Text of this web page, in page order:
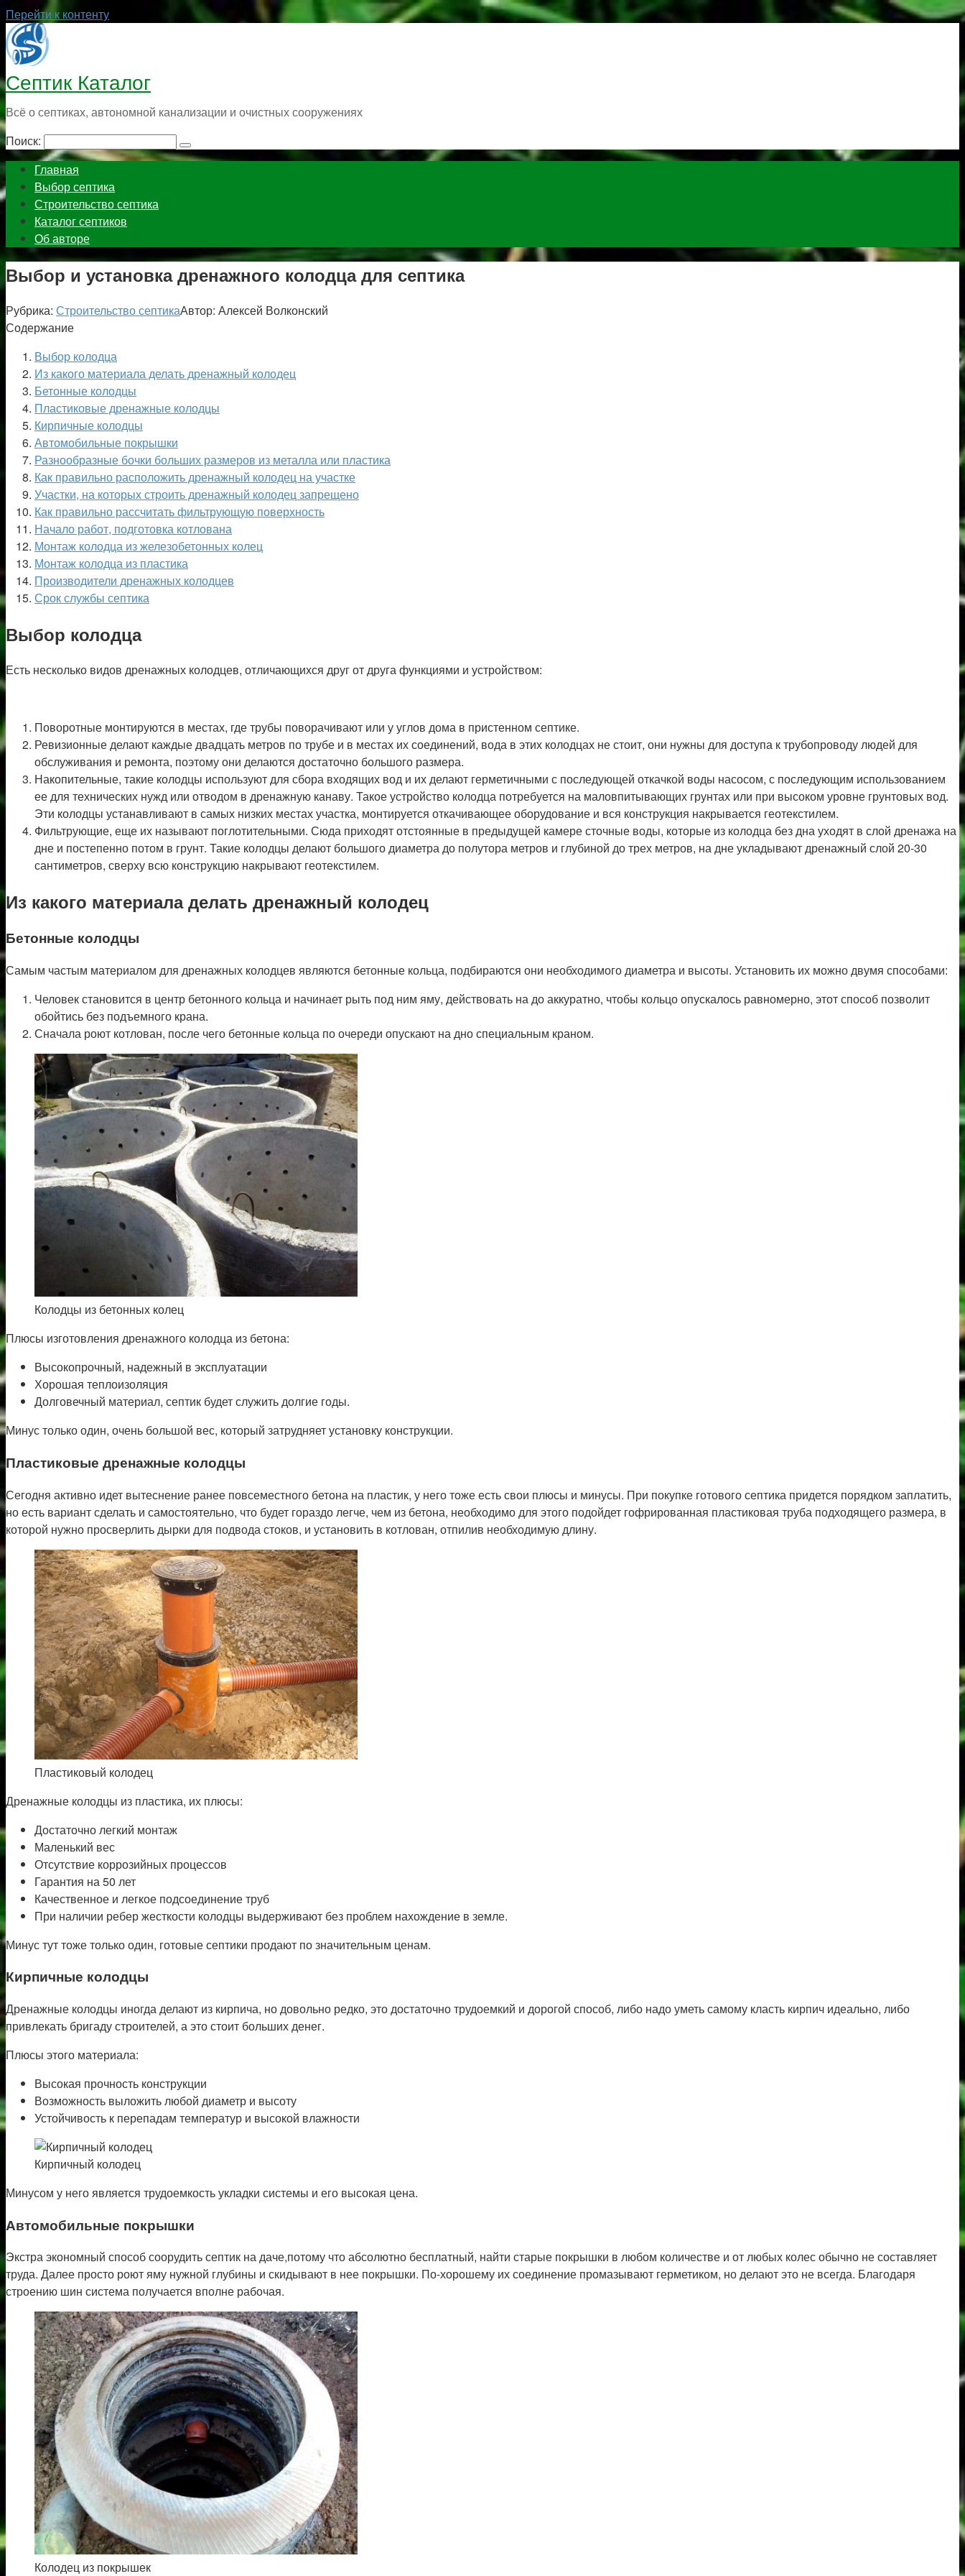
Перейти к контенту
Септик Каталог
Всё о септиках, автономной канализации и очистных сооружениях
Поиск:
Главная
Выбор септика
Строительство септика
Каталог септиков
Об авторе
Выбор и установка дренажного колодца для септика
Рубрика: Строительство септикаАвтор: Алексей Волконский
Содержание
Выбор колодца
Из какого материала делать дренажный колодец
Бетонные колодцы
Пластиковые дренажные колодцы
Кирпичные колодцы
Автомобильные покрышки
Разнообразные бочки больших размеров из металла или пластика
Как правильно расположить дренажный колодец на участке
Участки, на которых строить дренажный колодец запрещено
Как правильно рассчитать фильтрующую поверхность
Начало работ, подготовка котлована
Монтаж колодца из железобетонных колец
Монтаж колодца из пластика
Производители дренажных колодцев
Срок службы септика
Выбор колодца
Есть несколько видов дренажных колодцев, отличающихся друг от друга функциями и устройством:
Поворотные монтируются в местах, где трубы поворачивают или у углов дома в пристенном септике.
Ревизионные делают каждые двадцать метров по трубе и в местах их соединений, вода в этих колодцах не стоит, они нужны для доступа к трубопроводу людей для
обслуживания и ремонта, поэтому они делаются достаточно большого размера.
Накопительные, такие колодцы используют для сбора входящих вод и их делают герметичными с последующей откачкой воды насосом, с последующим использованием
ее для технических нужд или отводом в дренажную канаву. Такое устройство колодца потребуется на маловпитывающих грунтах или при высоком уровне грунтовых вод.
Эти колодцы устанавливают в самых низких местах участка, монтируется откачивающее оборудование и вся конструкция накрывается геотекстилем.
Фильтрующие, еще их называют поглотительными. Сюда приходят отстоянные в предыдущей камере сточные воды, которые из колодца без дна уходят в слой дренажа на
дне и постепенно потом в грунт. Такие колодцы делают большого диаметра до полутора метров и глубиной до трех метров, на дне укладывают дренажный слой 20-30
сантиметров, сверху всю конструкцию накрывают геотекстилем.
Из какого материала делать дренажный колодец
Бетонные колодцы
Самым частым материалом для дренажных колодцев являются бетонные кольца, подбираются они необходимого диаметра и высоты. Установить их можно двумя способами:
Человек становится в центр бетонного кольца и начинает рыть под ним яму, действовать на до аккуратно, чтобы кольцо опускалось равномерно, этот способ позволит
обойтись без подъемного крана.
Сначала роют котлован, после чего бетонные кольца по очереди опускают на дно специальным краном.
Колодцы из бетонных колец
Плюсы изготовления дренажного колодца из бетона:
Высокопрочный, надежный в эксплуатации
Хорошая теплоизоляция
Долговечный материал, септик будет служить долгие годы.
Минус только один, очень большой вес, который затрудняет установку конструкции.
Пластиковые дренажные колодцы
Сегодня активно идет вытеснение ранее повсеместного бетона на пластик, у него тоже есть свои плюсы и минусы. При покупке готового септика придется порядком заплатить,
но есть вариант сделать и самостоятельно, что будет гораздо легче, чем из бетона, необходимо для этого подойдет гофрированная пластиковая труба подходящего размера, в
которой нужно просверлить дырки для подвода стоков, и установить в котлован, отпилив необходимую длину.
Пластиковый колодец
Дренажные колодцы из пластика, их плюсы:
Достаточно легкий монтаж
Маленький вес
Отсутствие коррозийных процессов
Гарантия на 50 лет
Качественное и легкое подсоединение труб
При наличии ребер жесткости колодцы выдерживают без проблем нахождение в земле.
Минус тут тоже только один, готовые септики продают по значительным ценам.
Кирпичные колодцы
Дренажные колодцы иногда делают из кирпича, но довольно редко, это достаточно трудоемкий и дорогой способ, либо надо уметь самому класть кирпич идеально, либо
привлекать бригаду строителей, а это стоит больших денег.
Плюсы этого материала:
Высокая прочность конструкции
Возможность выложить любой диаметр и высоту
Устойчивость к перепадам температур и высокой влажности
Кирпичный колодец
Минусом у него является трудоемкость укладки системы и его высокая цена.
Автомобильные покрышки
Экстра экономный способ соорудить септик на даче,потому что абсолютно бесплатный, найти старые покрышки в любом количестве и от любых колес обычно не составляет
труда. Далее просто роют яму нужной глубины и скидывают в нее покрышки. По-хорошему их соединение промазывают герметиком, но делают это не всегда. Благодаря
строению шин система получается вполне рабочая.
Колодец из покрышек